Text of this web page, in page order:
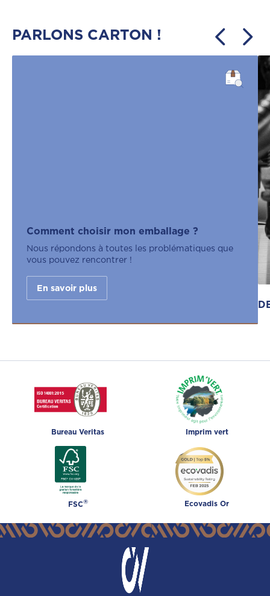
PARLONS CARTON !
Comment choisir mon emballage ?
Nous répondons à toutes les problématiques que
vous pouvez rencontrer !
En savoir plus
Bureau Veritas Imprim vert
FSC® Ecovadis Or